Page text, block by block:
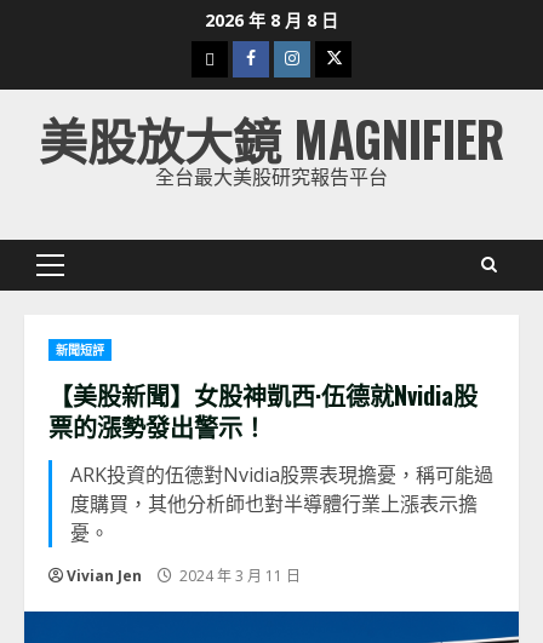
2026 年 8 月 8 日
下
載
美
股
Facebook
Instagram
Twitter
美股放大鏡 MAGNIFIER
全台最大美股研究報告平台
Primary
新聞短評
【美股新聞】女股神凱西·伍德就Nvidia股
票的漲勢發出警示！
ARK投資的伍德對Nvidia股票表現擔憂，稱可能過
度購買，其他分析師也對半導體行業上漲表示擔
憂。
Vivian Jen 2024 年 3 月 11 日